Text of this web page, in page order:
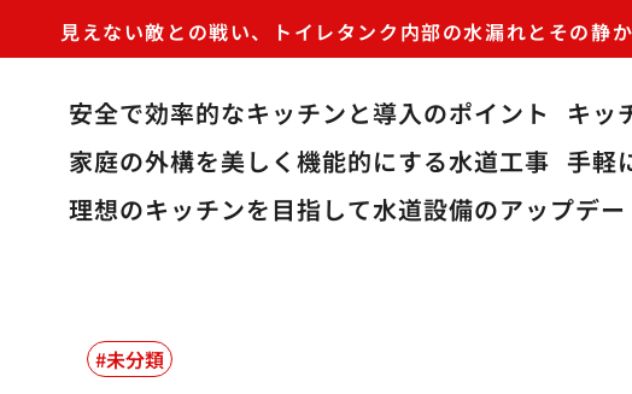
見えない敵との戦い、トイレタンク内部の水漏れとその静
安全で効率的なキッチンと導入のポイント キッ
家庭の外構を美しく機能的にする水道工事 手軽
理想のキッチンを目指して水道設備のアップデ
未分類